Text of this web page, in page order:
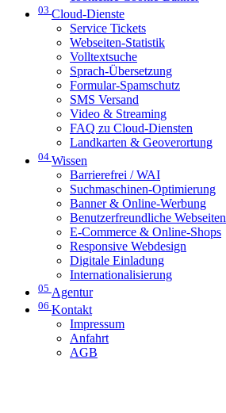
03 Cloud-Dienste
Service Tickets
Webseiten-Statistik
Volltextsuche
Sprach-Übersetzung
Formular-Spamschutz
SMS Versand
Video & Streaming
FAQ zu Cloud-Diensten
Landkarten & Geoverortung
04 Wissen
Barrierefrei / WAI
Suchmaschinen-Optimierung
Banner & Online-Werbung
Benutzerfreundliche Webseiten
E-Commerce & Online-Shops
Responsive Webdesign
Digitale Einladung
Internationalisierung
05 Agentur
06 Kontakt
Impressum
Anfahrt
AGB